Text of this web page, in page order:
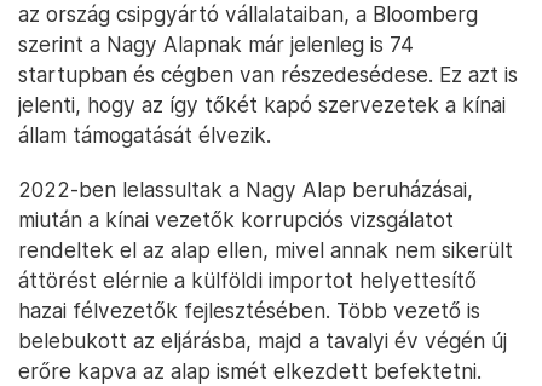
az ország csipgyártó vállalataiban, a Bloomberg
szerint a Nagy Alapnak már jelenleg is 74
startupban és cégben van részedesédese. Ez azt is
jelenti, hogy az így tőkét kapó szervezetek a kínai
állam támogatását élvezik.
2022-ben lelassultak a Nagy Alap beruházásai,
miután a kínai vezetők korrupciós vizsgálatot
rendeltek el az alap ellen, mivel annak nem sikerült
áttörést elérnie a külföldi importot helyettesítő
hazai félvezetők fejlesztésében. Több vezető is
belebukott az eljárásba, majd a tavalyi év végén új
erőre kapva az alap ismét elkezdett befektetni.